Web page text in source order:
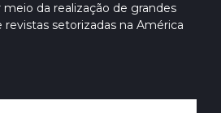
da realização de grandes
revistas setorizadas na América